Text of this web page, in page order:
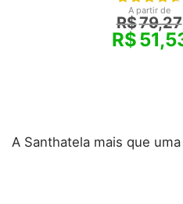
A partir de
R$79,27
R$
A Santhatela mais que